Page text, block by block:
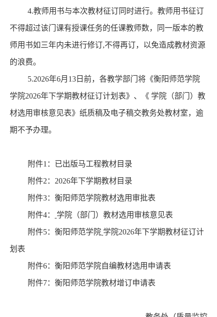
4.教师用书与本次教材征订同时进行。教师用书征订
不得超过该门课有授课任务的任课教师数，同一版本的教
师用书如三年内未进行修订,不得再订， 以免造成教材资源
的浪费。
5.2026年6月 13 日前，各教学部门将 《衡阳师范学院
学院2026年下学期教材征订计划表》、 《 学院（部门）教
材选用审核意见表》 纸质稿及电子稿交教务处教材室， 逾
期不予办理。
附件1 ：已出版马工程教材目录
附件2： 2026年下学期教材目录
附件3： 衡阳师范学院教材选用审批表
附件4： 学院（部门）教材选用审核意见表
附件5： 衡阳师范学院 学院2026年下学期教材征订计
划表
附件6： 衡阳师范学院自编教材选用申请表
附件7： 衡阳师范学院教材增订申请表